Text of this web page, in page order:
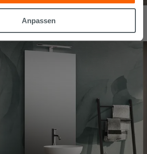
kombinieren. Falls Sie mehr wissen
Zustimmung zu allen oder einigen
durch Klicken auf die Schaltfläche
gegeben werden. Wenn Sie auf
der technischen Cookies fortsetzen.
Anpassen
cm Lärche Weiß mit Unitop-Waschbecken